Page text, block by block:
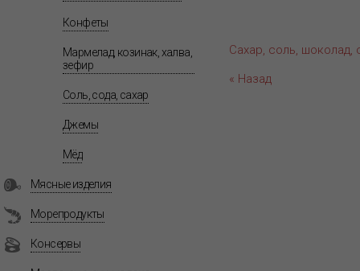
Конфеты
Мармелад, козинак, халва,
зефир
Соль, сода, сахар
Джемы
Мёд
Мясные изделия
Морепродукты
Консервы
Сахар, соль, шоколад,
« Назад